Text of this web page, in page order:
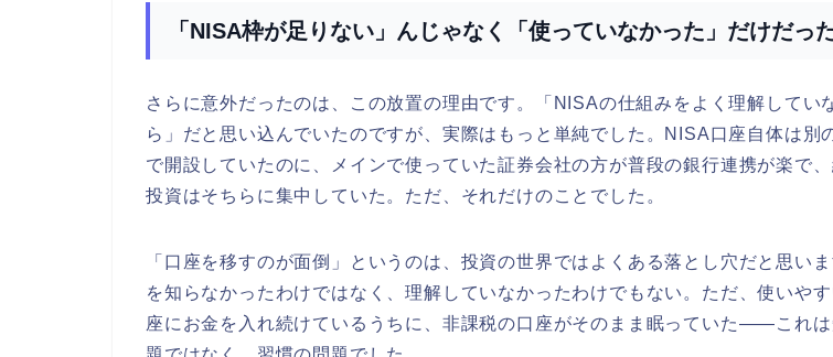
「NISA枠が足りない」んじゃなく「使っていなかった」だけだっ
さらに意外だったのは、この放置の理由です。「NISAの仕組みをよく理解してい
ら」だと思い込んでいたのですが、実際はもっと単純でした。NISA口座自体は別
で開設していたのに、メインで使っていた証券会社の方が普段の銀行連携が楽で
投資はそちらに集中していた。ただ、それだけのことでした。
「口座を移すのが面倒」というのは、投資の世界ではよくある落とし穴だと思い
を知らなかったわけではなく、理解していなかったわけでもない。ただ、使いや
座にお金を入れ続けているうちに、非課税の口座がそのまま眠っていた——これは